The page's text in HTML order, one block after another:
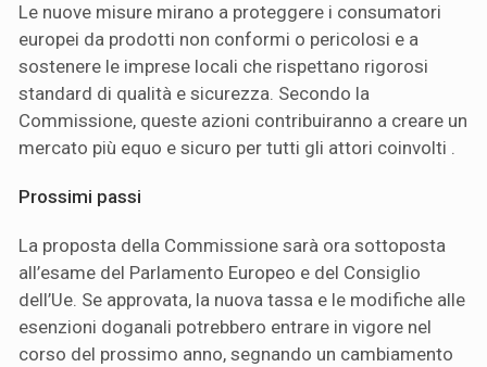
Le nuove misure mirano a proteggere i consumatori
europei da prodotti non conformi o pericolosi e a
sostenere le imprese locali che rispettano rigorosi
standard di qualità e sicurezza. Secondo la
Commissione, queste azioni contribuiranno a creare un
mercato più equo e sicuro per tutti gli attori coinvolti .
Prossimi passi
La proposta della Commissione sarà ora sottoposta
all’esame del Parlamento Europeo e del Consiglio
dell’Ue. Se approvata, la nuova tassa e le modifiche alle
esenzioni doganali potrebbero entrare in vigore nel
corso del prossimo anno, segnando un cambiamento